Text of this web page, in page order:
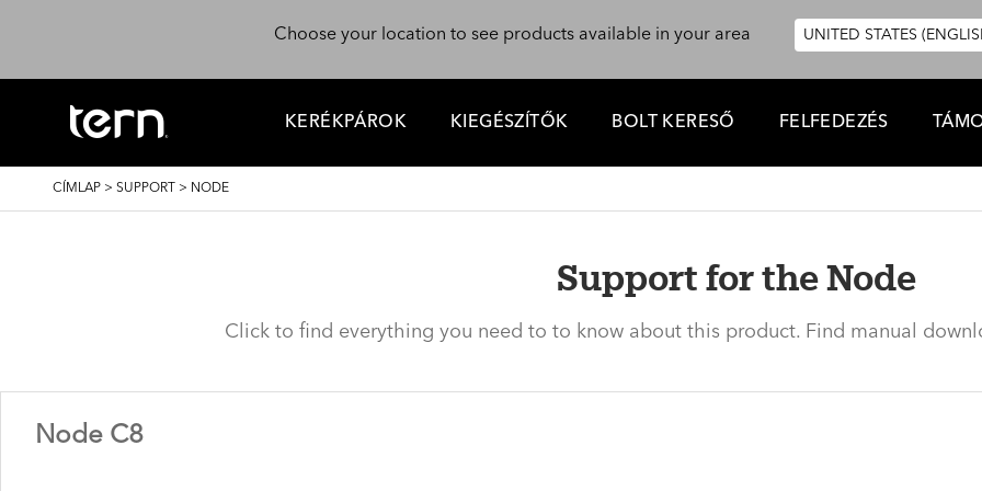
Choose your location to see products available in your area
UNITED STATES
KERÉKPÁROK KIEGÉSZÍTŐK BOLT KERESŐ FELFEDEZÉS
MORZSA
CÍMLAP > SUPPORT > NODE
Support for the Node
Click to find everything you need to to know about this product. Find manual
Node C8